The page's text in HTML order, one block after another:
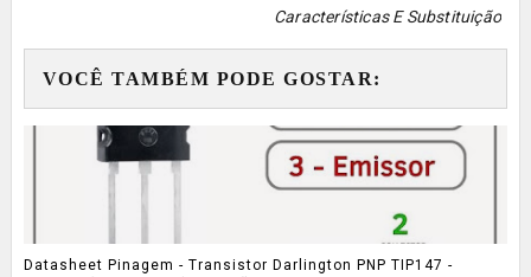
Características E Substituição
VOCÊ TAMBÉM PODE GOSTAR:
Datasheet Pinagem - Transistor Darlington PNP TIP147 -